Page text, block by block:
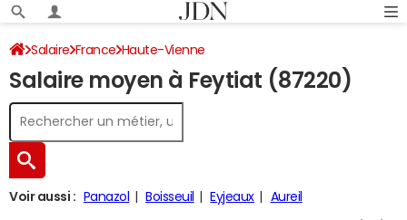
Salaire France Haute-Vienne
Salaire moyen à Feytiat (87220)
Voir aussi : Panazol Boisseuil Eyjeaux Aureil